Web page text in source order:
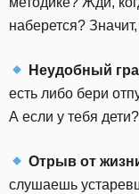
наберется?
Неудобный
есть либо бери
А если у тебя дети?
Отрыв от
слушаешь